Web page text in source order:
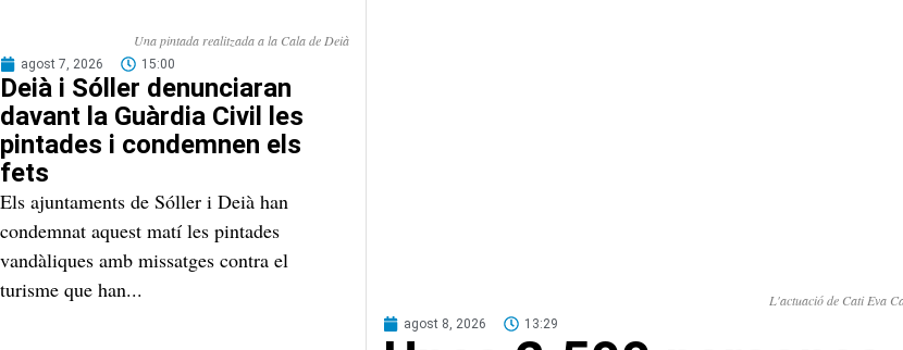
Una pintada realitzada a la Cala de Deià
agost 7, 2026 15:00
Deià i Sóller denunciaran
davant la Guàrdia Civil les
pintades i condemnen els
fets
Els ajuntaments de Sóller i Deià han
condemnat aquest matí les pintades
vandàliques amb missatges contra el
turisme que han...
L'actuació de Cati Eva
agost 8, 2026 13:29